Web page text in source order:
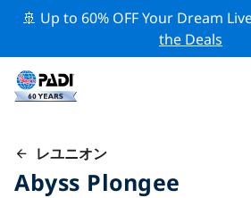
🚢 Up to 60% OFF Your Dream
the Deals
レユニオン
Abyss Plongee